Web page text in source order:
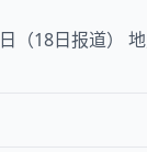
18日报道） 地